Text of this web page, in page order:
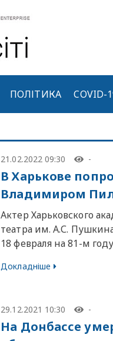
ПОЛІТИКА COVID-
21.02.2022 09:30 -
В Харькове
Владимиром
Актер Харьковского
театра им. А.С.
18 февраля на 81-м
Докладніше
29.12.2021 10:30 -
На Донбассе